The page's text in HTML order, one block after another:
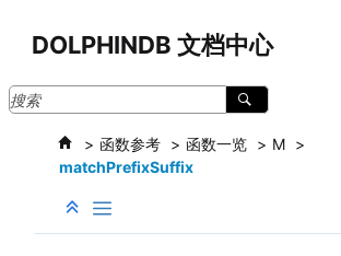
DOLPHINDB 文档中心
函数参考 函数一览
M
matchPrefixSuffix